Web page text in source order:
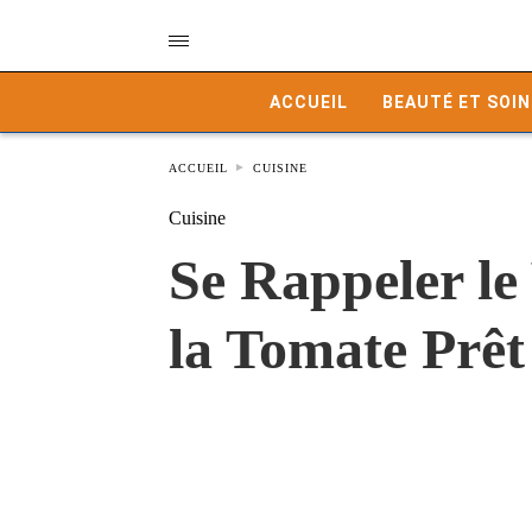
ACCUEIL BEAUTÉ ET SOIN
ACCUEIL CUISINE
Cuisine
Se Rappeler
la Tomate